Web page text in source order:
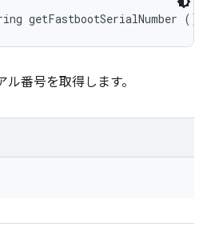
getFastbootSerialNumber ()
番号を取得します。